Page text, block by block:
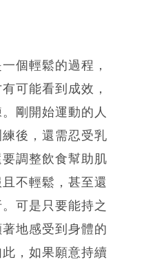
個輕鬆的過程，
可能看到成效，
剛開始運動的人
後，還需忍受乳
調整飲食幫助肌
不輕鬆，甚至還
可是只要能持之
地感受到身體的
，如果願意持續